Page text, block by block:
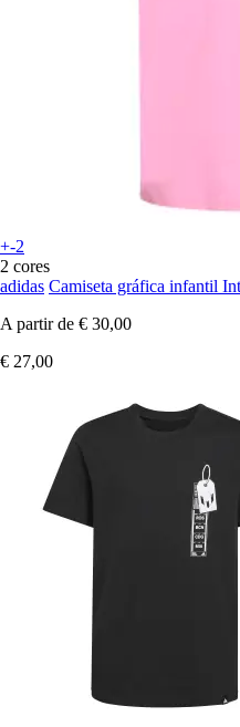
+-2
2 cores
adidas Camiseta gráfica infantil
A partir de € 30,00
€ 27,00